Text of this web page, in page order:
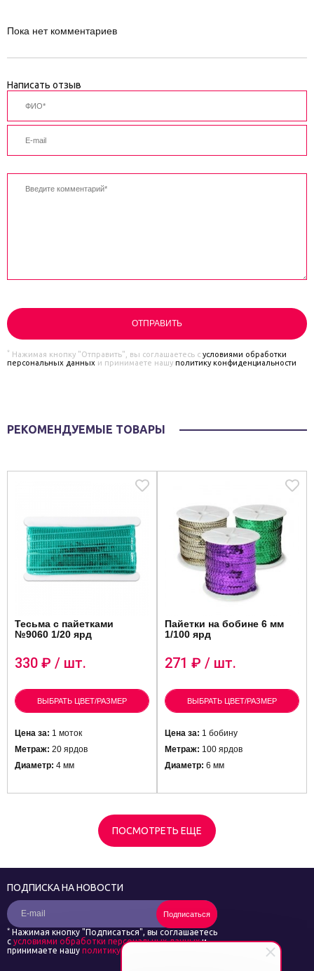
Пока нет комментариев
Написать отзыв
* Нажимая кнопку "Отправить", вы соглашаетесь с условиями обработки
персональных данных и принимаете нашу политику конфиденциальности
РЕКОМЕНДУЕМЫЕ ТОВАРЫ
Тесьма с пайетками
№9060 1/20 ярд
330 ₽ / шт.
ВЫБРАТЬ ЦВЕТ/РАЗМЕР
Цена за: 1 моток
Метраж: 20 ярдов
Диаметр: 4 мм
Пайетки на бобине 6 мм
1/100 ярд
271 ₽ / шт.
ВЫБРАТЬ ЦВЕТ/РАЗМЕР
Цена за: 1 бобину
Метраж: 100 ярдов
Диаметр: 6 мм
ПОСМОТРЕТЬ ЕЩЕ
ПОДПИСКА НА НОВОСТИ
Подписаться
* Нажимая кнопку "Подписаться", вы соглашаетесь
с условиями обработки персональных данныхи
принимаете нашу политику конфиденциальности